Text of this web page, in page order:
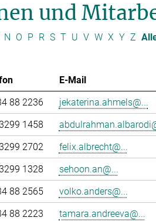
und
N O P R S T U V W X Y Z
E-Mail
88 2236
jekaterina.ahmels@...
1458
2702
felix.albrecht@...
1328
sehoon.an@...
88 2565
volko.anders@...
88 2223
tamara.andreeva@...